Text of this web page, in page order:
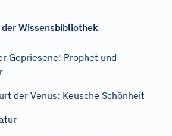
Wissensbibliothek
Gepriesene: Prophet und
der Venus: Keusche Schönheit